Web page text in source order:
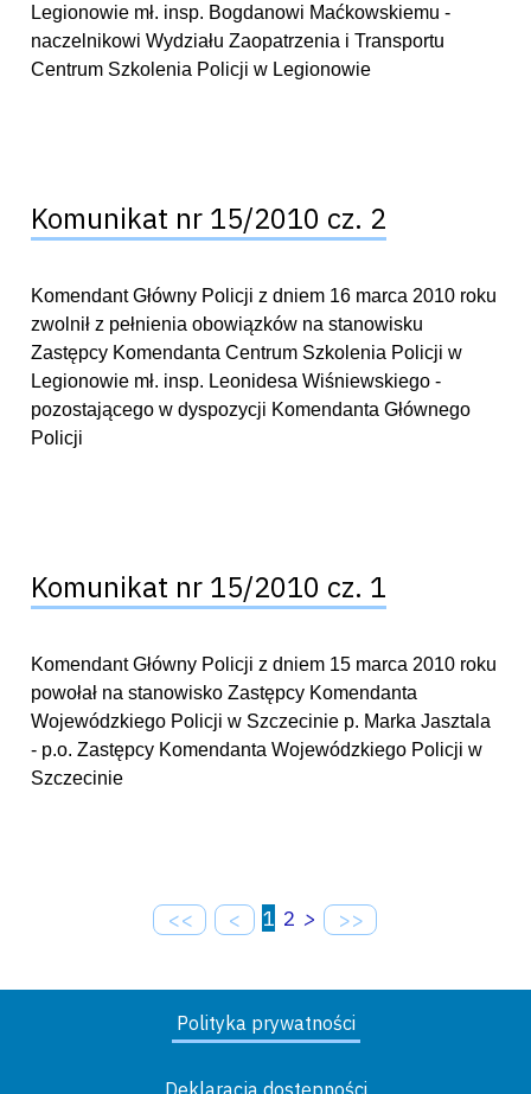
Legionowie mł. insp. Bogdanowi Maćkowskiemu -
naczelnikowi Wydziału Zaopatrzenia i Transportu
Centrum Szkolenia Policji w Legionowie
Komunikat nr 15/2010 cz. 2
Komendant Główny Policji z dniem 16 marca 2010 roku
zwolnił z pełnienia obowiązków na stanowisku
Zastępcy Komendanta Centrum Szkolenia Policji w
Legionowie mł. insp. Leonidesa Wiśniewskiego -
pozostającego w dyspozycji Komendanta Głównego
Policji
Komunikat nr 15/2010 cz. 1
Komendant Główny Policji z dniem 15 marca 2010 roku
powołał na stanowisko Zastępcy Komendanta
Wojewódzkiego Policji w Szczecinie p. Marka Jasztala
- p.o. Zastępcy Komendanta Wojewódzkiego Policji w
Szczecinie
<< < 1 2 > >>
Polityka prywatności